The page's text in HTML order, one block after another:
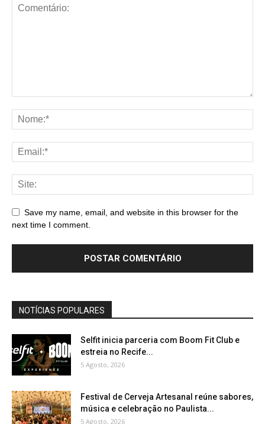
Save my name, email, and website in this browser for the
next time I comment.
NOTÍCIAS POPULARES
Selfit inicia parceria com Boom Fit Club e
estreia no Recife...
5 Agosto, 2026
Festival de Cerveja Artesanal reúne sabores,
música e celebração no Paulista...
5 Agosto, 2026